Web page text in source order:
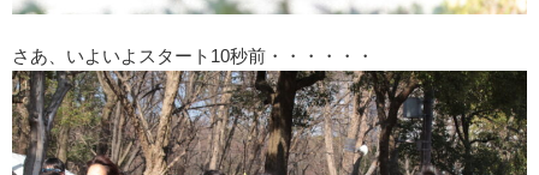
さあ、いよいよスタート10秒前・・・・・・